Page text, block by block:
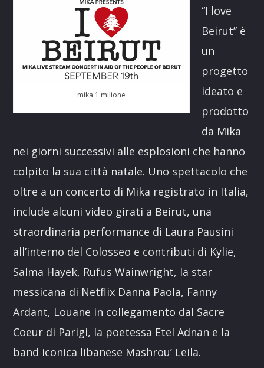
mika 1 milione
“I love
Beirut” è
un
progetto
ideato e
prodotto
da Mika
nei giorni successivi alle esplosioni che hanno
colpito la sua città natale. Uno spettacolo che
oltre a un concerto di Mika registrato in Italia,
include alcuni video girati a Beirut, una
straordinaria performance di Laura Pausini
all’interno del Colosseo e contributi di Kylie,
Salma Hayek, Rufus Wainwright, la star
messicana di Netflix Danna Paola, Fanny
Ardant, Louane in collegamento dal Sacre
Coeur di Parigi, la poetessa Etel Adnan e la
band iconica libanese Mashrou’ Leila.